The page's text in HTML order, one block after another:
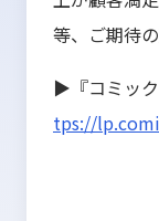
等、ご期待
▶『コミッ
tps://